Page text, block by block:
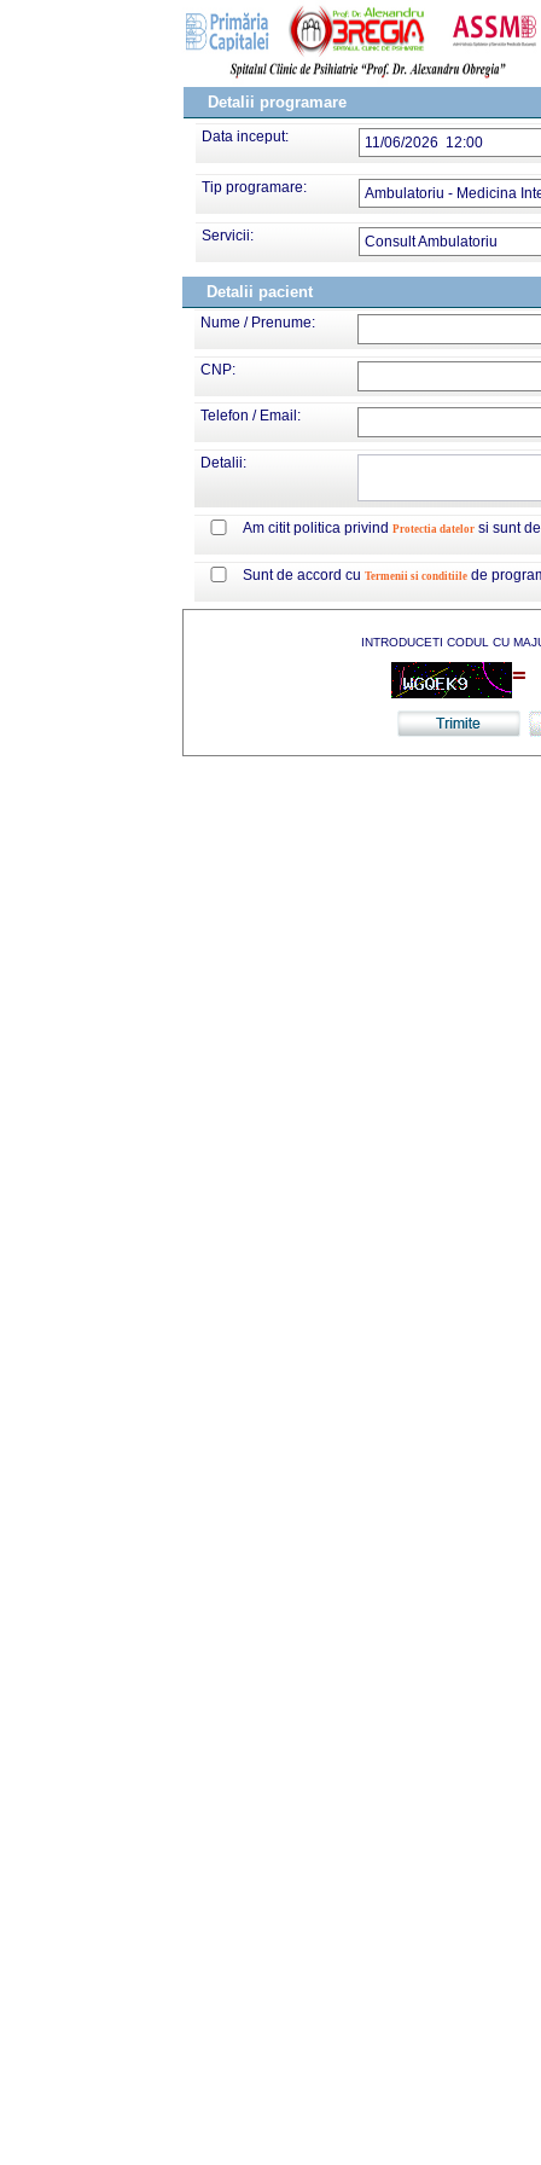
Detalii programare
Data inceput: 11/06/2026 12:00
Tip programare: Ambulatoriu - Medicina
Servicii: Consult Ambulatoriu
Detalii pacient
Nume / Prenume:
CNP:
Telefon / Email:
Detalii:
Am citit politica privind Protectia datelor si sunt
Sunt de accord cu Termenii si conditiile de
INTRODUCETI CODUL CU
=